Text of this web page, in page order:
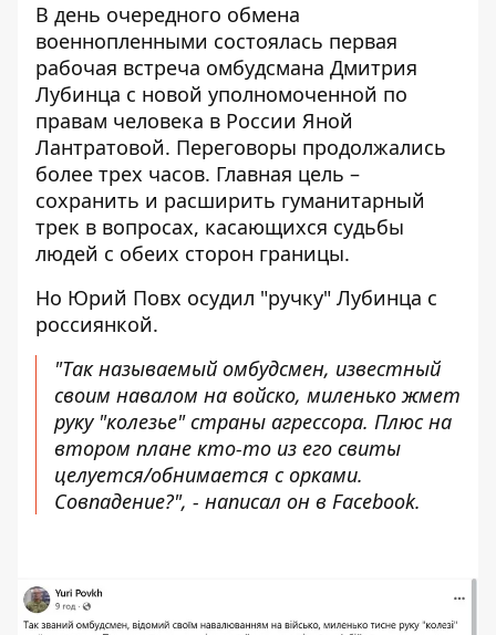
В день очередного обмена
военнопленными состоялась первая
рабочая встреча омбудсмана Дмитрия
Лубинца с новой уполномоченной по
правам человека в России Яной
Лантратовой. Переговоры продолжались
более трех часов. Главная цель –
сохранить и расширить гуманитарный
трек в вопросах, касающихся судьбы
людей с обеих сторон границы.
Но Юрий Повх осудил "ручку" Лубинца с
россиянкой.
"Так называемый омбудсмен, известный
своим навалом на войско, миленько жмет
руку "колезье" страны агрессора. Плюс на
втором плане кто-то из его свиты
целуется/обнимается с орками.
Совпадение?", - написал он в Facebook.